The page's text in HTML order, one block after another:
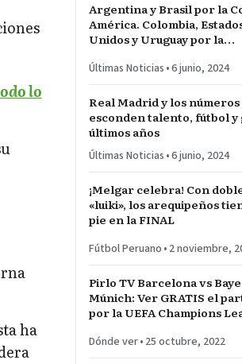
lo
ha
Argentina y Brasil por la
América. Colombia,
Unidos y Uruguay por la
pelea…
Últimas Noticias •6 junio, 2024
Real Madrid y los
esconden talento, fútbol y
últimos años
Últimas Noticias •6 junio, 2024
¡Melgar celebra! Con
«luiki», los arequipeños
pie en la FINAL
Fútbol Peruano • 2 noviembre,
Pirlo TV Barcelona vs
Múnich: Ver GRATIS el
por la UEFA Champions
Dónde ver• 25 octubre, 2022